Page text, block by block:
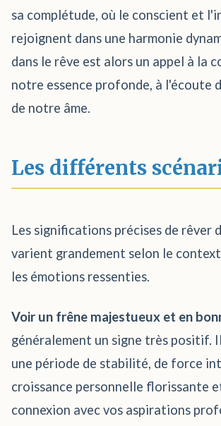
sa complétude, où le conscient et
rejoignent dans une harmonie
dans le rêve est alors un appel à la
notre essence profonde, à l'écoute
de notre âme.
Les différents
Les significations précises de rêver
varient grandement selon le
les émotions ressenties.
Voir un frêne majestueux et en
généralement un signe très positif.
une période de stabilité, de force
croissance personnelle florissante
connexion avec vos aspirations